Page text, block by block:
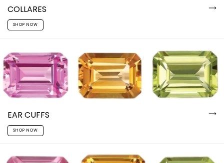
COLLARES
SHOP NOW
EAR CUFFS
SHOP NOW